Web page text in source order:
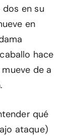
dos en su
en
hace
de a
qué
ataque)